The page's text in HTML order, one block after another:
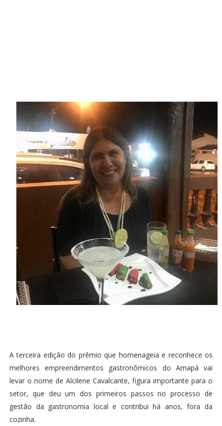
A terceira edição do prêmio que homenageia e reconhece os
melhores empreendimentos gastronômicos do Amapá vai
levar o nome de Alcilene Cavalcante, figura importante para o
setor, que deu um dos primeiros passos no processo de
gestão da gastronomia local e contribui há anos, fora da
cozinha.